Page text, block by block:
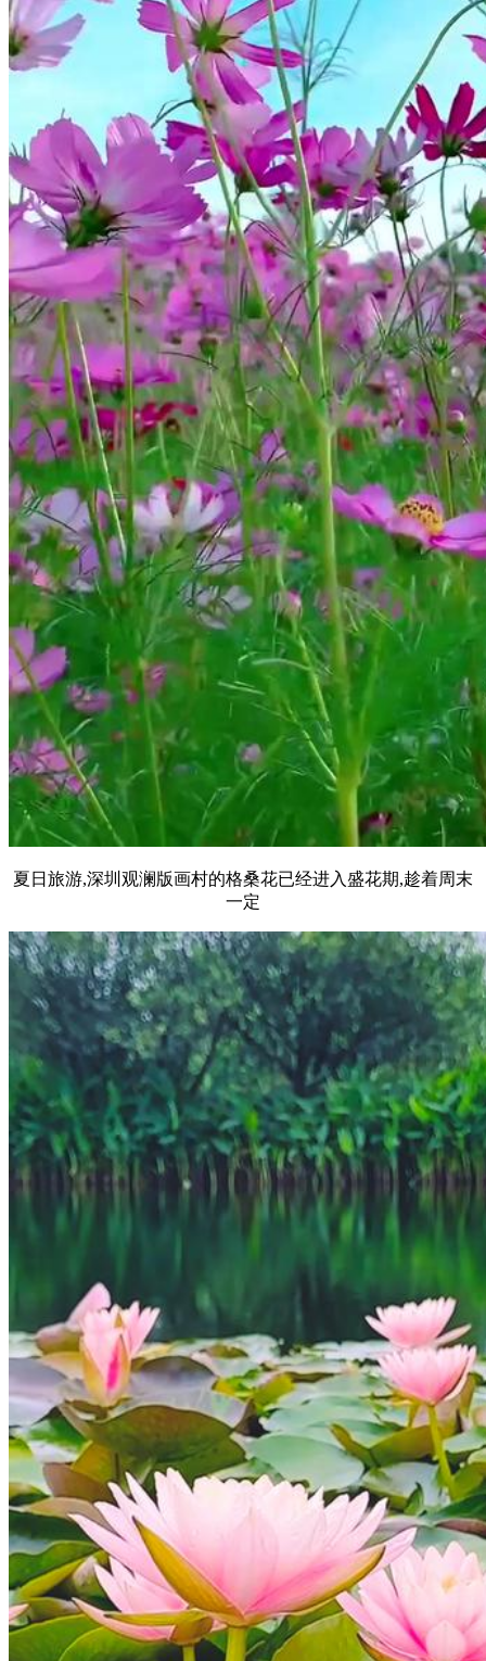
夏日旅游,深圳观澜版画村的格桑花已经进入盛花期,趁着周末
一定